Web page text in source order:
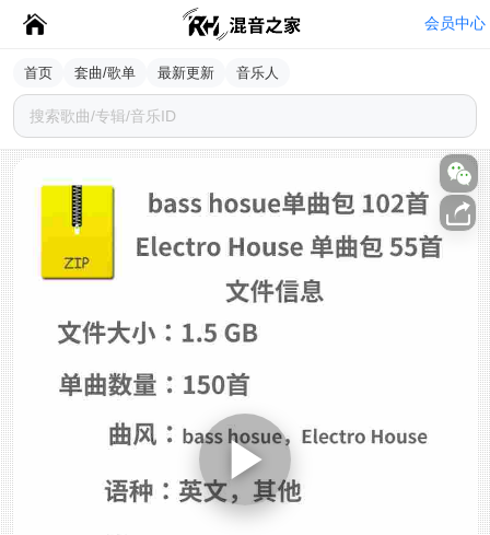
会员中心
首页 套曲/歌单 最新更新 音乐人